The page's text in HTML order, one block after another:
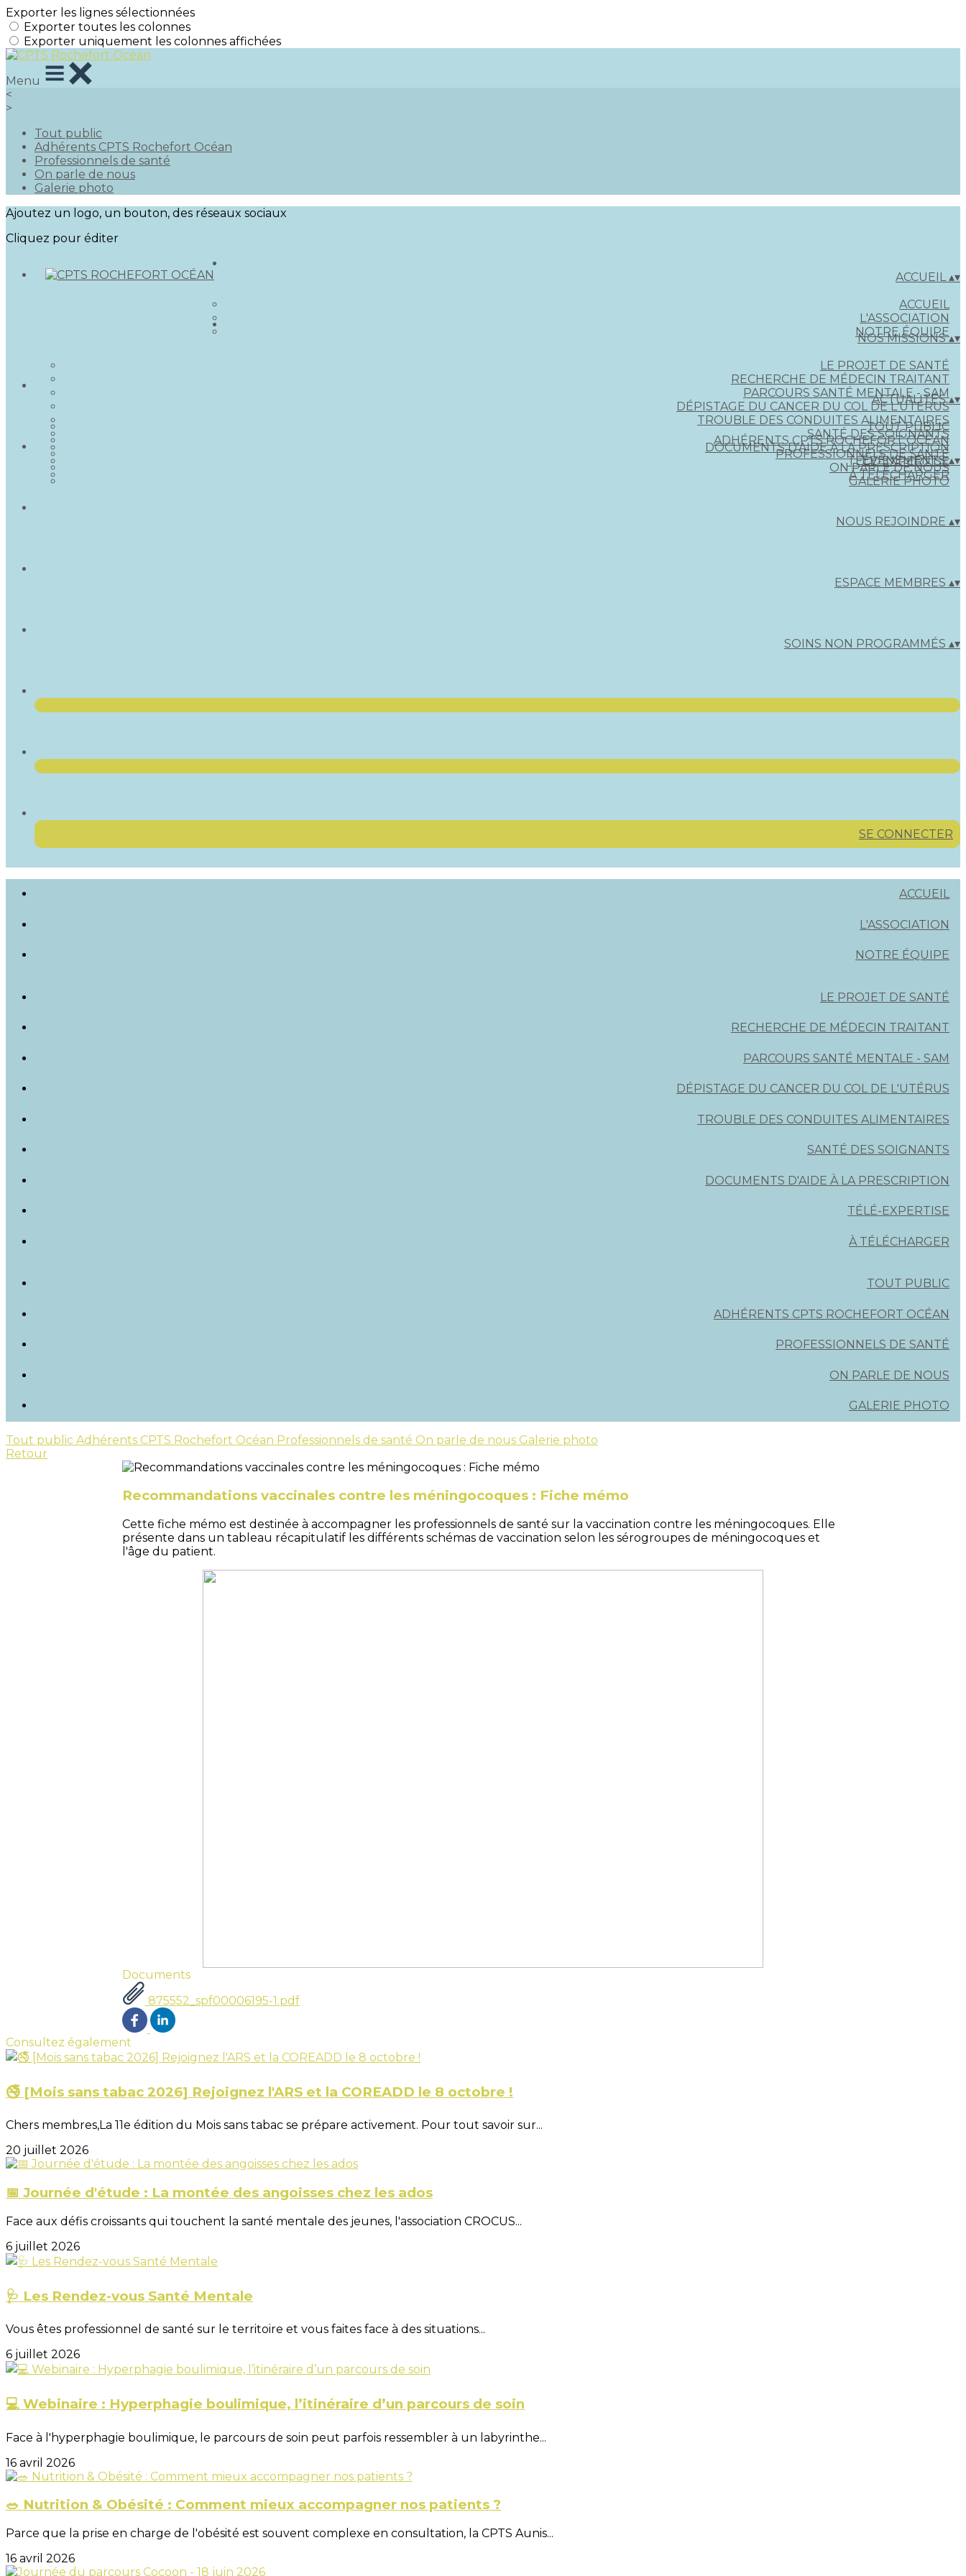
Exporter les lignes sélectionnées
Exporter toutes les colonnes
Exporter uniquement les colonnes affichées
Menu
<
>
Tout public
Adhérents CPTS Rochefort Océan
Professionnels de santé
On parle de nous
Galerie photo
Ajoutez un logo, un bouton, des réseaux sociaux
Cliquez pour éditer
ACCUEIL▴▾
ACCUEIL
L'ASSOCIATION
NOTRE ÉQUIPE
NOS MISSIONS▴▾
LE PROJET DE SANTÉ
RECHERCHE DE MÉDECIN TRAITANT
PARCOURS SANTÉ MENTALE - SAM
DÉPISTAGE DU CANCER DU COL DE L'UTÉRUS
TROUBLE DES CONDUITES ALIMENTAIRES
SANTÉ DES SOIGNANTS
DOCUMENTS D'AIDE À LA PRESCRIPTION
TÉLÉ-EXPERTISE
À TÉLÉCHARGER
ACTUALITÉS▴▾
TOUT PUBLIC
ADHÉRENTS CPTS ROCHEFORT OCÉAN
PROFESSIONNELS DE SANTÉ
ON PARLE DE NOUS
GALERIE PHOTO
ÉVÈNEMENTS▴▾
NOUS REJOINDRE ▴▾
ESPACE MEMBRES ▴▾
SOINS NON PROGRAMMÉS ▴▾
SE CONNECTER
ACCUEIL
L'ASSOCIATION
NOTRE ÉQUIPE
LE PROJET DE SANTÉ
RECHERCHE DE MÉDECIN TRAITANT
PARCOURS SANTÉ MENTALE - SAM
DÉPISTAGE DU CANCER DU COL DE L'UTÉRUS
TROUBLE DES CONDUITES ALIMENTAIRES
SANTÉ DES SOIGNANTS
DOCUMENTS D'AIDE À LA PRESCRIPTION
TÉLÉ-EXPERTISE
À TÉLÉCHARGER
TOUT PUBLIC
ADHÉRENTS CPTS ROCHEFORT OCÉAN
PROFESSIONNELS DE SANTÉ
ON PARLE DE NOUS
GALERIE PHOTO
Tout public Adhérents CPTS Rochefort Océan Professionnels de santé On parle de nous Galerie photo
Retour
Recommandations vaccinales contre les méningocoques : Fiche mémo
Cette fiche mémo est destinée à accompagner les professionnels de santé sur la vaccination contre les méningocoques. Elle
présente dans un tableau récapitulatif les différents schémas de vaccination selon les sérogroupes de méningocoques et
l'âge du patient.
Documents
875552_spf00006195-1.pdf
Consultez également
🚭 [Mois sans tabac 2026] Rejoignez l'ARS et la COREADD le 8 octobre !
Chers membres,La 11e édition du Mois sans tabac se prépare activement. Pour tout savoir sur...
20 juillet 2026
📅 Journée d'étude : La montée des angoisses chez les ados
Face aux défis croissants qui touchent la santé mentale des jeunes, l'association CROCUS...
6 juillet 2026
🩺 Les Rendez-vous Santé Mentale
Vous êtes professionnel de santé sur le territoire et vous faites face à des situations...
6 juillet 2026
💻 Webinaire : Hyperphagie boulimique, l’itinéraire d’un parcours de soin
Face à l'hyperphagie boulimique, le parcours de soin peut parfois ressembler à un labyrinthe...
16 avril 2026
🥗 Nutrition & Obésité : Comment mieux accompagner nos patients ?
Parce que la prise en charge de l'obésité est souvent complexe en consultation, la CPTS Aunis...
16 avril 2026